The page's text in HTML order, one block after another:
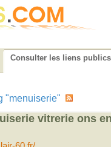
Consulter les liens publics
"menuiserie"
vitrerie ons